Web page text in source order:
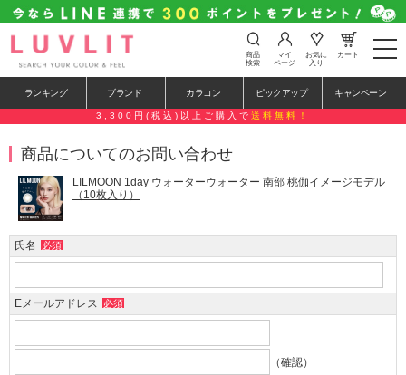
t
o
e
n
g
o
商品
検索
マイ
ページ
お気に
入り
カート
ランキング ブランド カラコン ピックアップ キャンペーン
3,300円(税込)以上ご購入で 送料無料！
商品についてのお問い合わせ
LILMOON 1day ウォーターウォーター 南部 桃伽イメージモデル
（10枚入り）
氏名 必須
Eメールアドレス 必須
（確認）